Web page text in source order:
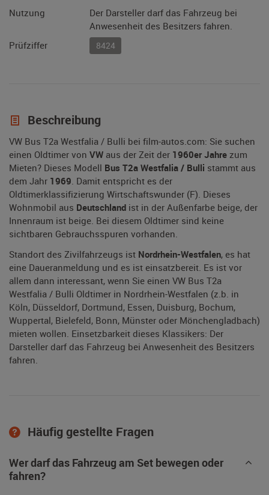
Nutzung
Der Darsteller darf das Fahrzeug bei
Anwesenheit des Besitzers fahren.
Prüfziffer
8424
Beschreibung
VW Bus T2a Westfalia / Bulli bei film-autos.com: Sie suchen
einen Oldtimer von VW aus der Zeit der 1960er Jahre zum
Mieten? Dieses Modell Bus T2a Westfalia / Bulli stammt aus
dem Jahr 1969. Damit entspricht es der
Oldtimerklassifizierung Wirtschaftswunder (F). Dieses
Wohnmobil aus Deutschland ist in der Außenfarbe beige, der
Innenraum ist beige. Bei diesem Oldtimer sind keine
sichtbaren Gebrauchsspuren vorhanden.
Standort des Zivilfahrzeugs ist Nordrhein-Westfalen, es hat
eine Daueranmeldung und es ist einsatzbereit. Es ist vor
allem dann interessant, wenn Sie einen VW Bus T2a
Westfalia / Bulli Oldtimer in Nordrhein-Westfalen (z.b. in
Köln, Düsseldorf, Dortmund, Essen, Duisburg, Bochum,
Wuppertal, Bielefeld, Bonn, Münster oder Mönchengladbach)
mieten wollen. Einsetzbarkeit dieses Klassikers: Der
Darsteller darf das Fahrzeug bei Anwesenheit des Besitzers
fahren.
Häufig gestellte Fragen
Wer darf das Fahrzeug am Set bewegen oder
fahren?